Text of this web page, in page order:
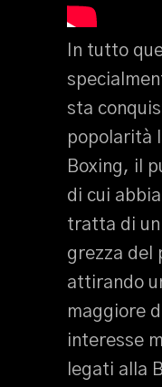
In tutto
sta
popolarità
Boxing, il
di cui
tratta di
grezza del
attirando
maggiore
interesse
legati alla